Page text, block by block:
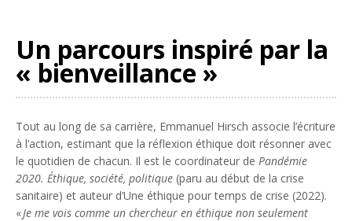
Un parcours inspiré par la
« bienveillance »
Tout au long de sa carrière, Emmanuel Hirsch associe l’écriture
à l’action, estimant que la réflexion éthique doit résonner avec
le quotidien de chacun. Il est le coordinateur de Pandémie
2020. Éthique, société, politique (paru au début de la crise
sanitaire) et auteur d’Une éthique pour temps de crise (2022).
«Je me vois comme un chercheur en éthique non seulement